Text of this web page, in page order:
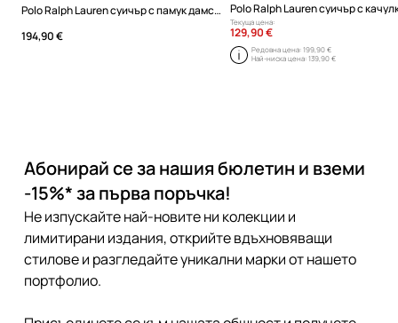
Polo Ralph Lauren суичър с памук дамски
194,90 €
Текуща цена:
129,90 €
Редовна цена: 199,90 €
Най-ниска цена: 139,90 €
Абонирай се за нашия бюлетин и вземи
-15%* за първа поръчка!
Не изпускайте най-новите ни колекции и
лимитирани издания, открийте вдъхновяващи
стилове и разгледайте уникални марки от нашето
портфолио.